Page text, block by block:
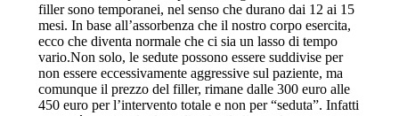
filler sono temporanei, nel senso che durano dai 12 ai 15
mesi. In base all’assorbenza che il nostro corpo esercita,
ecco che diventa normale che ci sia un lasso di tempo
vario.Non solo, le sedute possono essere suddivise per
non essere eccessivamente aggressive sul paziente, ma
comunque il prezzo del filler, rimane dalle 300 euro alle
450 euro per l’intervento totale e non per “seduta”. Infatti